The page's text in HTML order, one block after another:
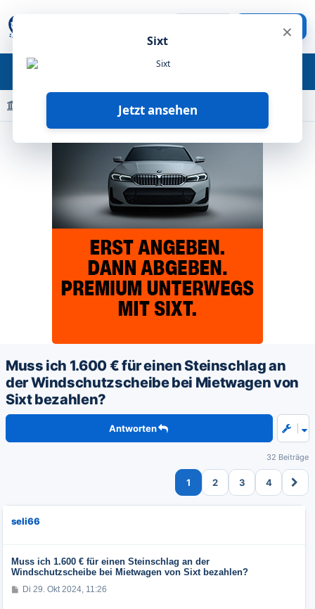
Registrieren
Foren-Übersicht Schäden
Muss ich 1.600 € für einen Steinschlag an
der Windschutzscheibe bei Mietwagen von
Sixt bezahlen?
Antworten
32 Beiträge
1 2 3 4
seli66
Muss ich 1.600 € für einen Steinschlag an der
Windschutzscheibe bei Mietwagen von Sixt bezahlen?
BDi 29. Okt 2024, 11:26
×
Sixt
Jetzt ansehen